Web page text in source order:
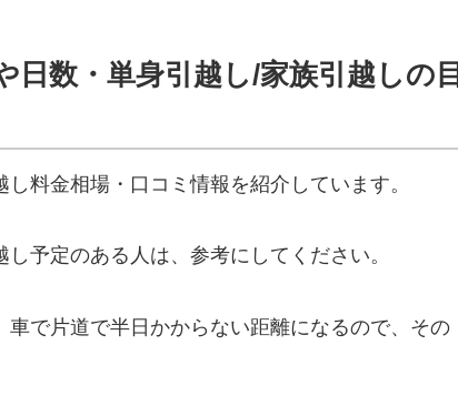
数・単身引越し/家族引越しの目
料金相場・口コミ情報を紹介しています。
予定のある人は、参考にしてください。
車で片道で半日かからない距離になるので、その